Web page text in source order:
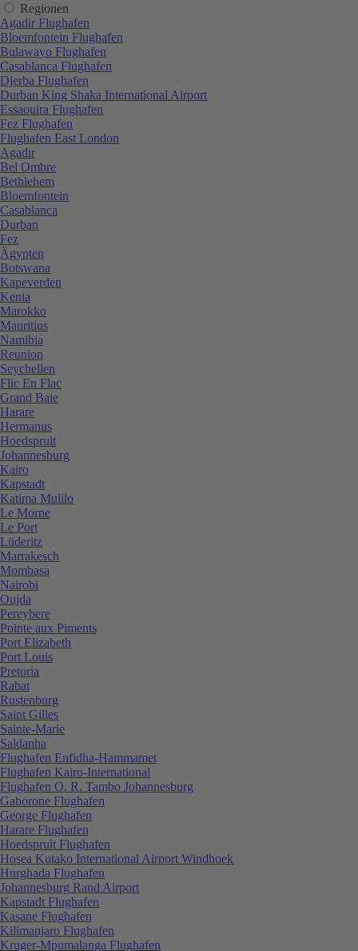
Regionen
Agadir Flughafen
Bloemfontein Flughafen
Bulawayo Flughafen
Casablanca Flughafen
Djerba Flughafen
Durban King Shaka International Airport
Essaouira Flughafen
Fez Flughafen
Flughafen East London
Agadir
Bel Ombre
Bethlehem
Bloemfontein
Casablanca
Durban
Fez
Ägypten
Botswana
Kapeverden
Kenia
Marokko
Mauritius
Namibia
Reunion
Seychellen
Flic En Flac
Grand Baie
Harare
Hermanus
Hoedspruit
Johannesburg
Kairo
Kapstadt
Katima Mulilo
Le Morne
Le Port
Lüderitz
Marrakesch
Mombasa
Nairobi
Oujda
Pereybere
Pointe aux Piments
Port Elizabeth
Port Louis
Pretoria
Rabat
Rustenburg
Saint Gilles
Sainte-Marie
Saldanha
Flughafen Enfidha-Hammamet
Flughafen Kairo-International
Flughafen O. R. Tambo Johannesburg
Gaborone Flughafen
George Flughafen
Harare Flughafen
Hoedspruit Flughafen
Hosea Kutako International Airport Windhoek
Hurghada Flughafen
Johannesburg Rand Airport
Kapstadt Flughafen
Kasane Flughafen
Kilimanjaro Flughafen
Kruger-Mpumalanga Flughafen